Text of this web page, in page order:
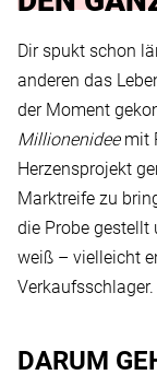
Dir spukt schon
anderen das
der Moment
Millionenideemit
Herzensprojekt
Marktreife zu
die Probe gestellt
weiß – vielleicht
Verkaufsschlager.
DARUM